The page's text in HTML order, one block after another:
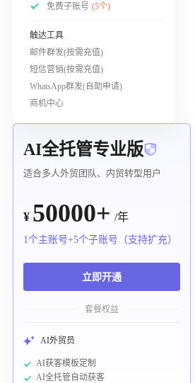
免费子账号 (5个)
触达工具
邮件群发(按需充值)
短信营销(按需充值)
WhatsApp群发(自助申请)
商机中心
AI全托管专业版
适合多人外贸团队、内贸转型用户
¥ 50000+ /年
1个主账号+5个子账号（支持扩充）
立即开通
套餐权益
AI外贸员
AI获客模板定制
AI全托管自动获客